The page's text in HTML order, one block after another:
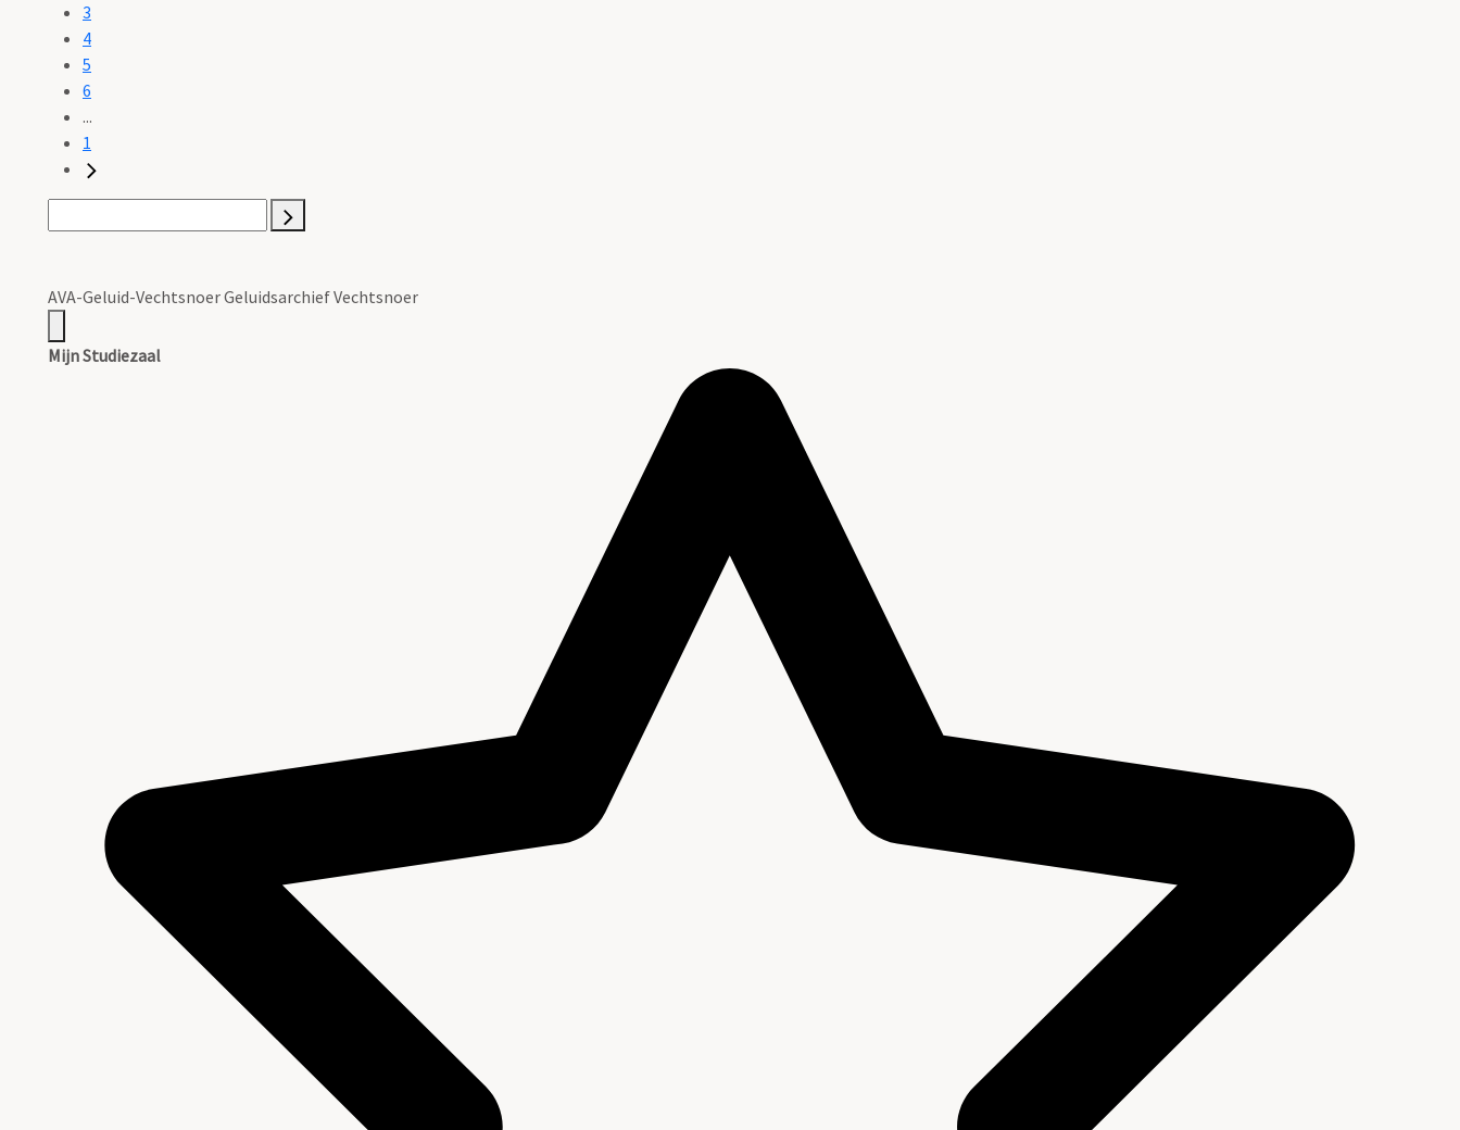
3
4
5
6
...
1
AVA-Geluid-Vechtsnoer Geluidsarchief Vechtsnoer
Mijn Studiezaal